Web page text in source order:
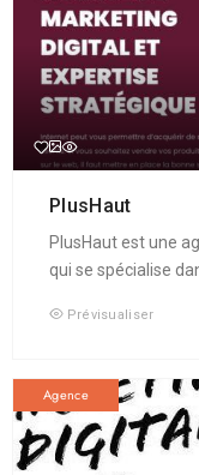
PlusHaut
PlusHaut est une
qui se spécialise
Prévisualiser
Agence